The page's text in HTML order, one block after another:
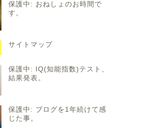
保護中: おねしょのお時間で
す。
サイトマップ
保護中: IQ(知能指数)テスト、
結果発表。
保護中: ブログを1年続けて感
じた事。